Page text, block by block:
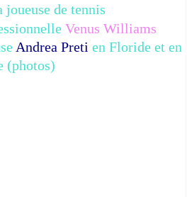
joueuse de tennis
Venus Williams
Andrea Preti en Floride et en
(photos)